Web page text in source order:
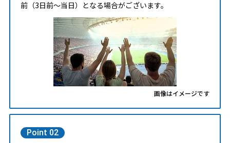
前（3日前～当日）となる場合がございます。
画像はイメージです
Point 02